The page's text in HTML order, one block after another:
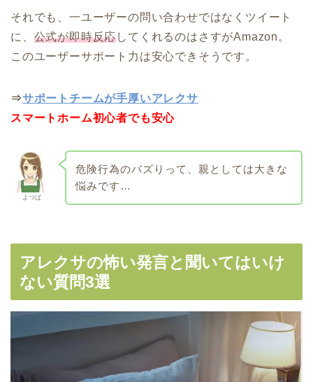
それでも、一ユーザーの問い合わせではなくツイート
に、 公式が即時反応してくれるのはさすがAmazon。
このユーザーサポート力は安心できそうです。
⇒サポートチームが手厚いアレクサ
スマートホーム初心者でも安心
よつば
危険行為のバズりって、親としては大きな
悩みです…
アレクサの怖い発言と聞いてはいけ
ない質問3選